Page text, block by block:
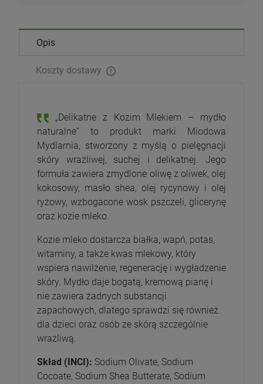
Opis
Koszty dostawy
„Delikatne z Kozim Mlekiem – mydło
naturalne” to produkt marki Miodowa
Mydlarnia, stworzony z myślą o pielęgnacji
skóry wrażliwej, suchej i delikatnej. Jego
formuła zawiera zmydlone oliwę z oliwek, olej
kokosowy, masło shea, olej rycynowy i olej
ryżowy, wzbogacone wosk pszczeli, glicerynę
oraz kozie mleko.
Kozie mleko dostarcza białka, wapń, potas,
witaminy, a także kwas mlekowy, który
wspiera nawilżenie, regenerację i wygładzenie
skóry. Mydło daje bogatą, kremową pianę i
nie zawiera żadnych substancji
zapachowych, dlatego sprawdzi się również
dla dzieci oraz osób ze skórą szczególnie
wrażliwą.
Skład (INCI): Sodium Olivate, Sodium
Cocoate, Sodium Shea Butterate, Sodium